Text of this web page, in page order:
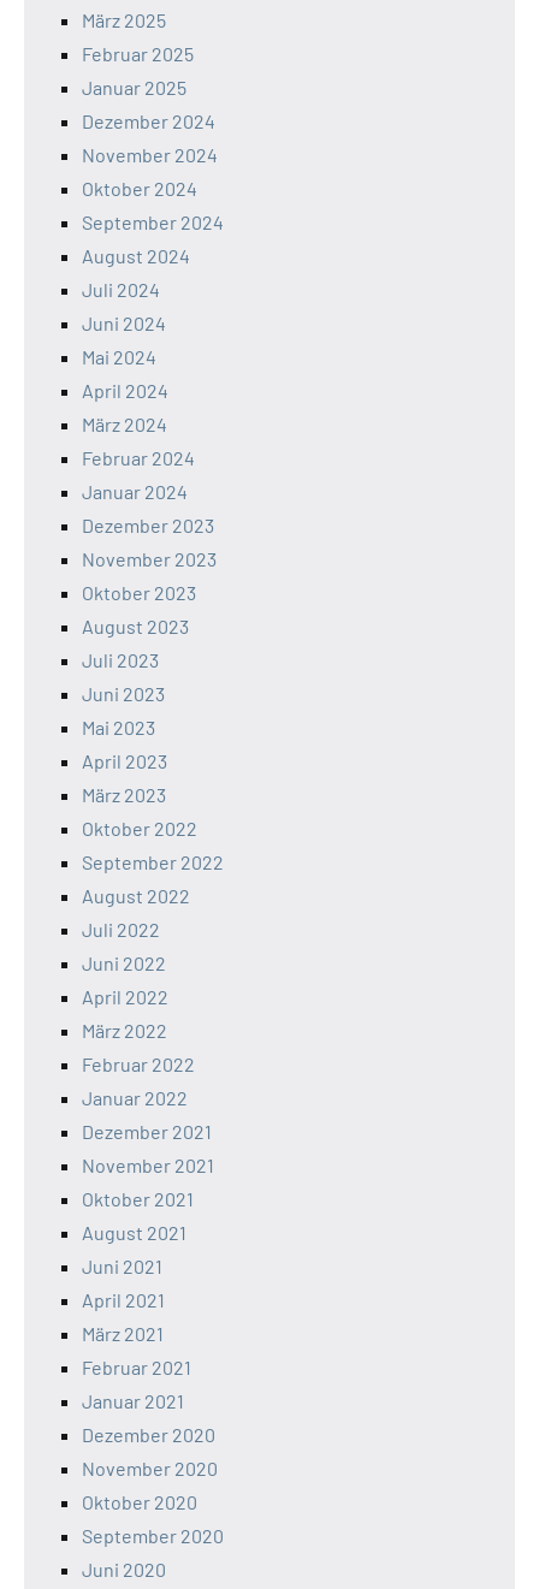
März 2025
Februar 2025
Januar 2025
Dezember 2024
November 2024
Oktober 2024
September 2024
August 2024
Juli 2024
Juni 2024
Mai 2024
April 2024
März 2024
Februar 2024
Januar 2024
Dezember 2023
November 2023
Oktober 2023
August 2023
Juli 2023
Juni 2023
Mai 2023
April 2023
März 2023
Oktober 2022
September 2022
August 2022
Juli 2022
Juni 2022
April 2022
März 2022
Februar 2022
Januar 2022
Dezember 2021
November 2021
Oktober 2021
August 2021
Juni 2021
April 2021
März 2021
Februar 2021
Januar 2021
Dezember 2020
November 2020
Oktober 2020
September 2020
Juni 2020